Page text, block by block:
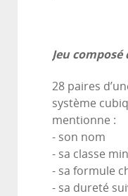
Jeu composé
28 paires
système
mentionne :
- son nom
- sa classe
- sa formule
- sa dureté